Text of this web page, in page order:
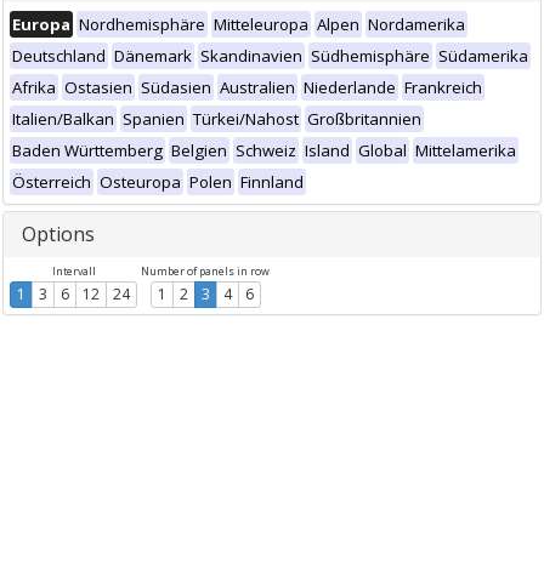
Europa Nordhemisphäre Mitteleuropa Alpen Nordamerika
Deutschland Dänemark Skandinavien Südhemisphäre Südamerika
Afrika Ostasien Südasien Australien Niederlande Frankreich
Italien/Balkan Spanien Türkei/Nahost Großbritannien
Baden Württemberg Belgien Schweiz Island Global Mittelamerika
Österreich Osteuropa Polen Finnland
Options
Intervall
1 3 6 12 24
Number of panels in row
1 2 3 4 6